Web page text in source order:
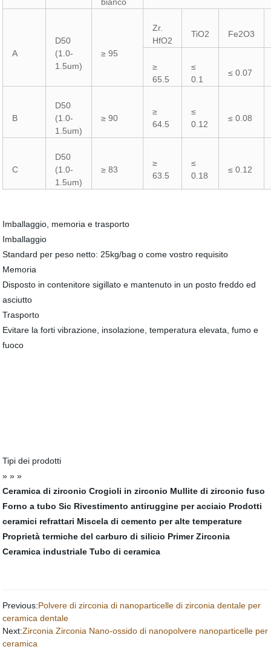
A
D50
(1.0-
1.5um)
≥ 95
Zr.
HfO2
TiO2 Fe2O3
≥
65.5
≤
0.1
≤ 0.07
B
D50
(1.0-
1.5um)
≥ 90
≥
64.5
≤
0.12
≤ 0.08
C
D50
(1.0-
1.5um)
≥ 83
≥
63.5
≤
0.18
≤ 0.12
Imballaggio, memoria e trasporto
Imballaggio
Standard per peso netto: 25kg/bag o come vostro requisito
Memoria
Disposto in contenitore sigillato e mantenuto in un posto freddo ed
asciutto
Trasporto
Evitare la forti vibrazione, insolazione, temperatura elevata, fumo e
fuoco
Tipi dei prodotti
» » »
Ceramica di zirconio Crogioli in zirconio Mullite di zirconio fuso
Forno a tubo Sic Rivestimento antiruggine per acciaio Prodotti
ceramici refrattari Miscela di cemento per alte temperature
Proprietà termiche del carburo di silicio Primer Zirconia
Ceramica industriale Tubo di ceramica
Previous:Polvere di zirconia di nanoparticelle di zirconia dentale per
ceramica dentale
Next:Zirconia Zirconia Nano-ossido di nanopolvere nanoparticelle per
ceramica